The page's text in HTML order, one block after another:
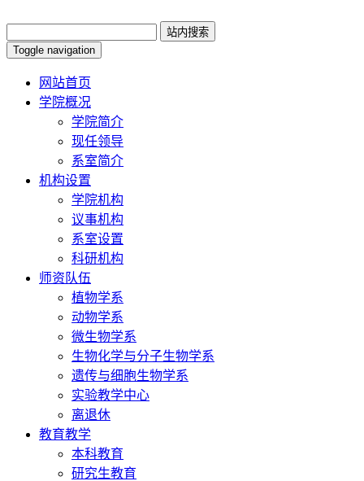
Toggle navigation
网站首页
学院概况
学院简介
现任领导
系室简介
机构设置
学院机构
议事机构
系室设置
科研机构
师资队伍
植物学系
动物学系
微生物学系
生物化学与分子生物学系
遗传与细胞生物学系
实验教学中心
离退休
教育教学
本科教育
研究生教育